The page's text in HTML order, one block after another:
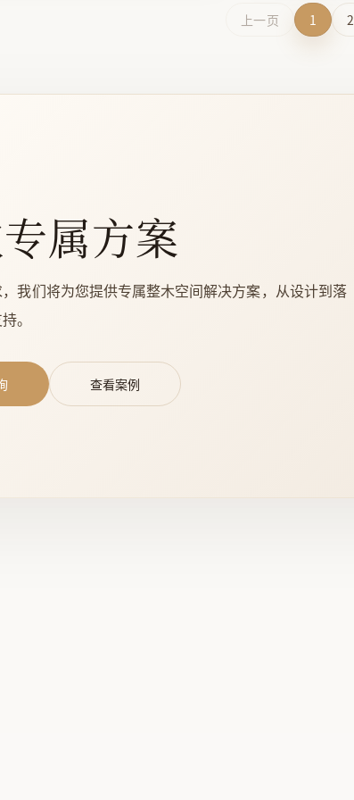
上一页 1 2
属方案
我们将为您提供专属整木空间解决方案，从设计到落
。
查看案例